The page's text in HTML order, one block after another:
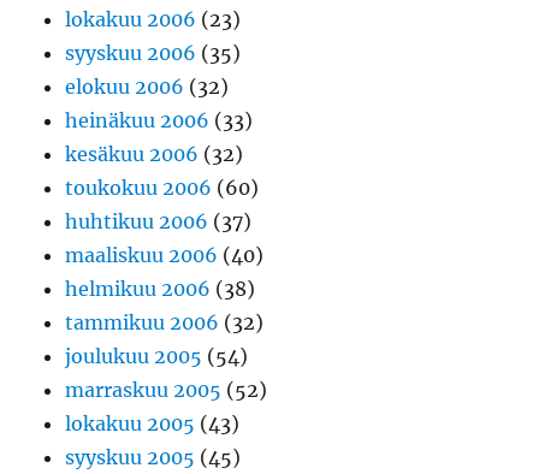
lokakuu 2006 (23)
syyskuu 2006 (35)
elokuu 2006 (32)
heinäkuu 2006 (33)
kesäkuu 2006 (32)
toukokuu 2006 (60)
huhtikuu 2006 (37)
maaliskuu 2006 (40)
helmikuu 2006 (38)
tammikuu 2006 (32)
joulukuu 2005 (54)
marraskuu 2005 (52)
lokakuu 2005 (43)
syyskuu 2005 (45)